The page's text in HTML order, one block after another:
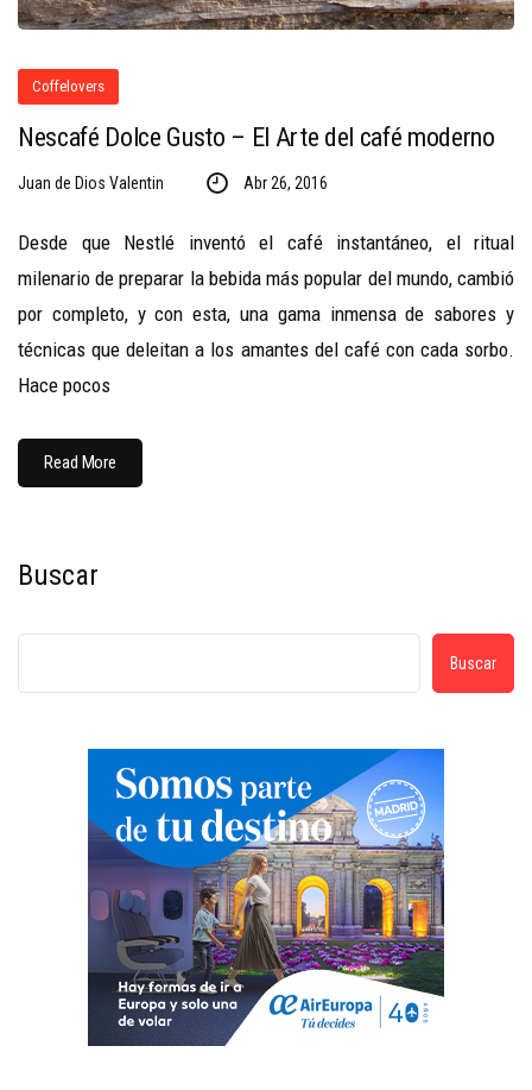
Coffelovers
Nescafé Dolce Gusto – El Arte del café moderno
Juan de Dios Valentin Abr 26, 2016
Desde que Nestlé inventó el café instantáneo, el ritual
milenario de preparar la bebida más popular del mundo, cambió
por completo, y con esta, una gama inmensa de sabores y
técnicas que deleitan a los amantes del café con cada sorbo.
Hace pocos
Read More
Buscar
Buscar